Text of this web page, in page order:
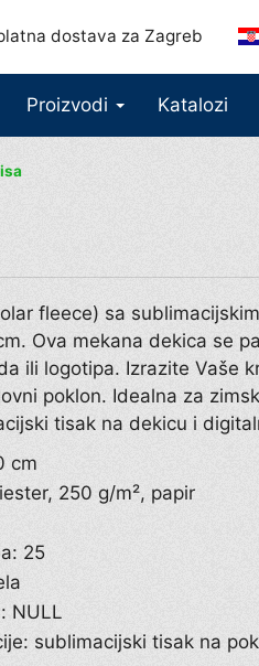
dostava za Zagreb
Proizvodi Katalozi
fleece) sa
Ova mekana dekica se
ili logotipa. Izrazite Vaše
poklon. Idealna za
tisak na dekicu i
cm
250 g/m², papir
25
NULL
sublimacijski tisak na